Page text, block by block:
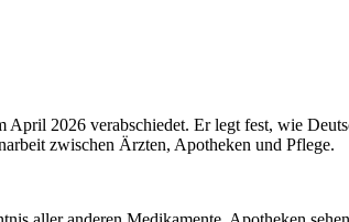
2026 verabschiedet. Er legt fest, wie
zwischen Ärzten, Apotheken und Pflege.